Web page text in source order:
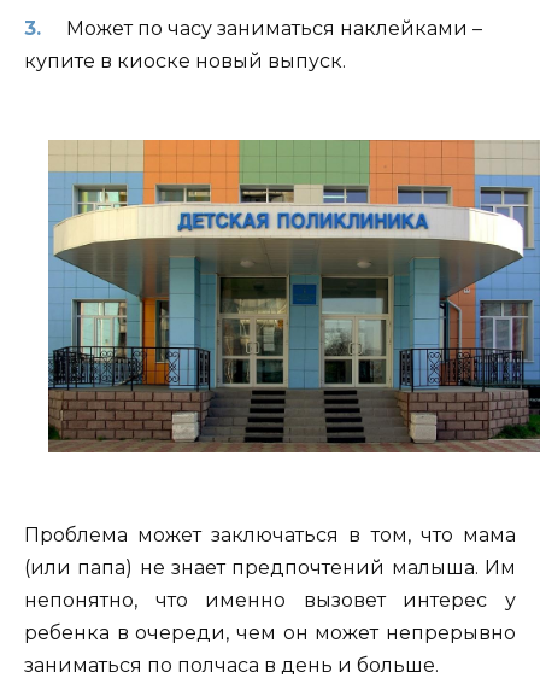
Может по часу заниматься наклейками –
купите в киоске новый выпуск.
Проблема может заключаться в том, что мама
(или папа) не знает предпочтений малыша. Им
непонятно, что именно вызовет интерес у
ребенка в очереди, чем он может непрерывно
заниматься по полчаса в день и больше.